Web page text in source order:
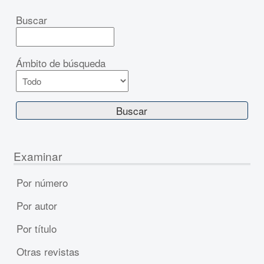
Buscar
Ámbito de búsqueda
Examinar
Por número
Por autor
Por título
Otras revistas